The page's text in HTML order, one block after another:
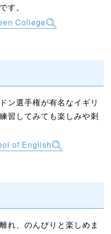
す。
College
ン選手権が有名なイギリ
習してみても楽しみや刺
of English
れ、のんびりと楽しめま